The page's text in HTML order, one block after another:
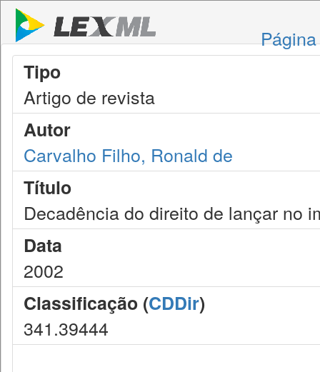
Tipo
Artigo de revista
Autor
Carvalho Filho, Ronald de
Título
Decadência do direito de lançar no
Data
2002
Classificação (CDDir)
341.39444